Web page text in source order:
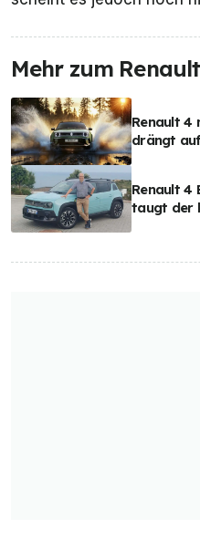
Mehr zum
Renault 4
drängt
Renault 4
taugt der